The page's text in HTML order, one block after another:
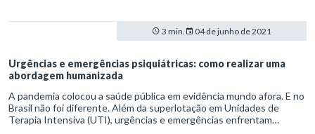
3 min. 04 de junho de 2021
Urgências e emergências psiquiátricas: como realizar uma
abordagem humanizada
A pandemia colocou a saúde pública em evidência mundo afora. E no
Brasil não foi diferente. Além da superlotação em Unidades de
Terapia Intensiva (UTI), urgências e emergências enfrentam